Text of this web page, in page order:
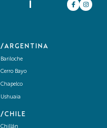
/ARGENTINA
Bariloche
Cerro Bayo
Chapelco
Ushuaia
/CHILE
Chillán